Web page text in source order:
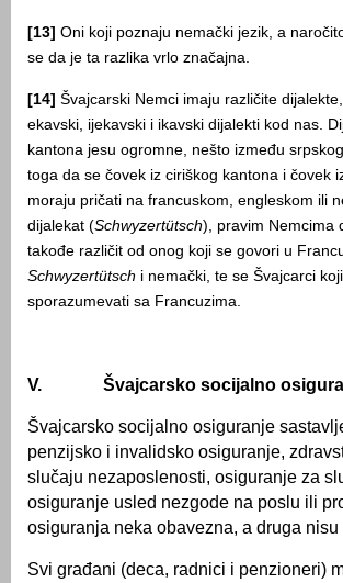
[13] Oni koji poznaju nemački jezik, a
se da je ta razlika vrlo značajna.
[14] Švajcarski Nemci imaju različite
ekavski, ijekavski i ikavski dijalekti kod nas.
kantona jesu ogromne, nešto između
toga da se čovek iz ciriškog kantona i čovek
moraju pričati na francuskom, engleskom ili
dijalekat (Schwyzertütsch), pravim Nemcima
takođe različit od onog koji se govori u
Schwyzertütsch i nemački, te se Švajcarci
sporazumevati sa Francuzima.
V. Švajcarsko socijalno
Švajcarsko socijalno osiguranje
penzijsko i invalidsko osiguranje,
slučaju nezaposlenosti, osiguranje za
osiguranje usled nezgode na poslu ili
osiguranja neka obavezna, a druga
Svi građani (deca, radnici i penzioneri)